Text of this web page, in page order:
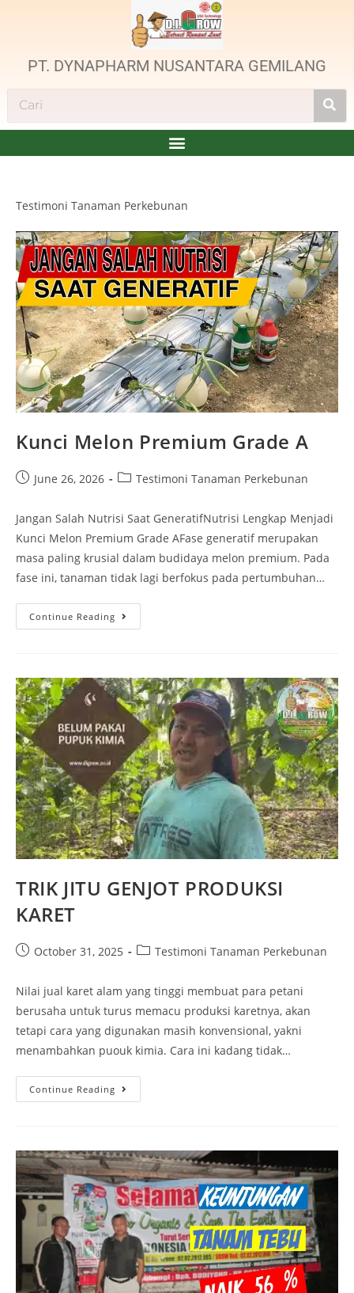
PT. DYNAPHARM NUSANTARA GEMILANG
Testimoni Tanaman Perkebunan
Kunci Melon Premium Grade A
June 26, 2026 Testimoni Tanaman Perkebunan
Jangan Salah Nutrisi Saat GeneratifNutrisi Lengkap Menjadi
Kunci Melon Premium Grade AFase generatif merupakan
masa paling krusial dalam budidaya melon premium. Pada
fase ini, tanaman tidak lagi berfokus pada pertumbuhan…
Continue Reading
TRIK JITU GENJOT PRODUKSI
KARET
October 31, 2025 Testimoni Tanaman Perkebunan
Nilai jual karet alam yang tinggi membuat para petani
berusaha untuk turus memacu produksi karetnya, akan
tetapi cara yang digunakan masih konvensional, yakni
menambahkan puouk kimia. Cara ini kadang tidak…
Continue Reading